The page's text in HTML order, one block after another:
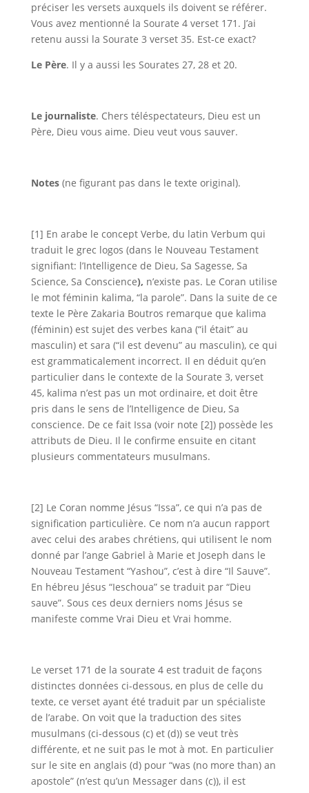
préciser les versets auxquels ils doivent se référer.
Vous avez mentionné la Sourate 4 verset 171. J’ai
retenu aussi la Sourate 3 verset 35. Est-ce exact?
Le Père. Il y a aussi les Sourates 27, 28 et 20.
Le journaliste. Chers téléspectateurs, Dieu est un
Père, Dieu vous aime. Dieu veut vous sauver.
Notes (ne figurant pas dans le texte original).
[1] En arabe le concept Verbe, du latin Verbum qui
traduit le grec logos (dans le Nouveau Testament
signifiant: l’Intelligence de Dieu, Sa Sagesse, Sa
Science, Sa Conscience), n’existe pas. Le Coran utilise
le mot féminin kalima, “la parole”. Dans la suite de ce
texte le Père Zakaria Boutros remarque que kalima
(féminin) est sujet des verbes kana (“il était” au
masculin) et sara (“il est devenu” au masculin), ce qui
est grammaticalement incorrect. Il en déduit qu’en
particulier dans le contexte de la Sourate 3, verset
45, kalima n’est pas un mot ordinaire, et doit être
pris dans le sens de l’Intelligence de Dieu, Sa
conscience. De ce fait Issa (voir note [2]) possède les
attributs de Dieu. Il le confirme ensuite en citant
plusieurs commentateurs musulmans.
[2] Le Coran nomme Jésus “Issa”, ce qui n’a pas de
signification particulière. Ce nom n’a aucun rapport
avec celui des arabes chrétiens, qui utilisent le nom
donné par l’ange Gabriel à Marie et Joseph dans le
Nouveau Testament “Yashou”, c’est à dire “Il Sauve”.
En hébreu Jésus “Ieschoua”se traduit par “Dieu
sauve”. Sous ces deux derniers noms Jésus se
manifeste comme Vrai Dieu et Vrai homme.
Le verset 171 de la sourate 4 est traduit de façons
distinctes données ci-dessous, en plus de celle du
texte, ce verset ayant été traduit par un spécialiste
de l’arabe. On voit que la traduction des sites
musulmans (ci-dessous (c) et (d)) se veut très
différente, et ne suit pas le mot à mot. En particulier
sur le site en anglais (d) pour “was (no more than) an
apostole” (n’est qu’un Messager dans (c)), il est